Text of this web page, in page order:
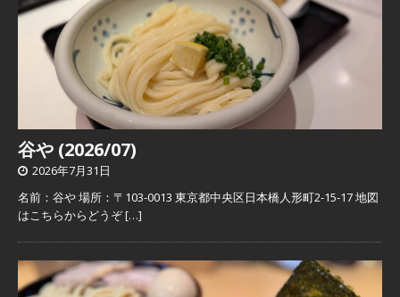
谷や (2026/07)
2026年7月31日
名前：谷や 場所：〒103-0013 東京都中央区日本橋人形町2-15-17 地図
はこちらからどうぞ[…]